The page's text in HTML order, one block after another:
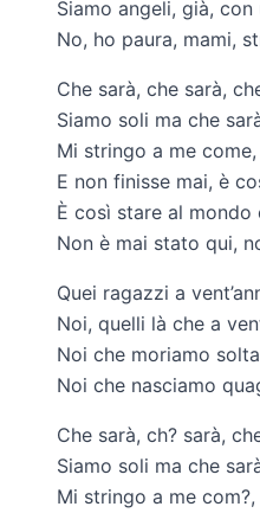
Siamo angeli, già,
No, ho paura, mami,
Che sarà, che sarà,
Siamo soli ma che
Mi stringo a me
E non finisse mai, è
È così stare al mondo
Non è mai stato qui,
Quei ragazzi a
Noi, quelli là che a
Noi che moriamo
Noi che nasciamo
Che sarà, ch? sarà,
Siamo soli ma che
Mi stringo a me